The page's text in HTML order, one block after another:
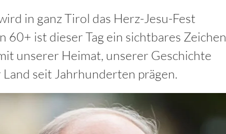
in ganz Tirol das Herz-Jesu-Fest
60+ ist dieser Tag ein sichtbares Zeichen
unserer Heimat, unserer Geschichte
seit Jahrhunderten prägen.